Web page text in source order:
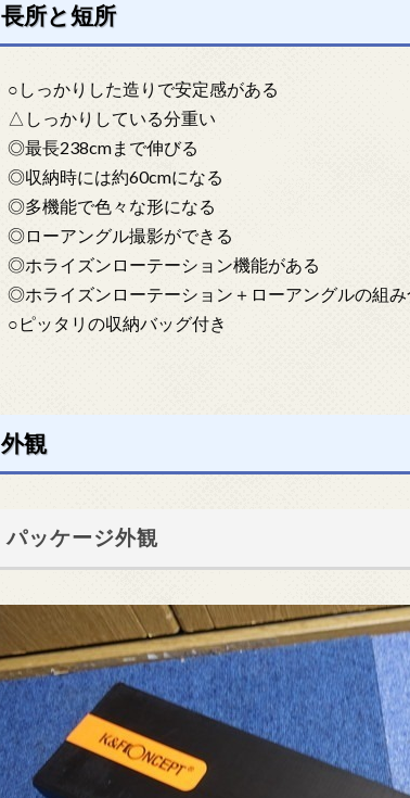
長所と短所
○しっかりした造りで安定感がある
△しっかりしている分重い
◎最長238cmまで伸びる
◎収納時には約60cmになる
◎多機能で色々な形になる
◎ローアングル撮影ができる
◎ホライズンローテーション機能がある
◎ホライズンローテーション＋ローアングルの組
○ピッタリの収納バッグ付き
外観
パッケージ外観